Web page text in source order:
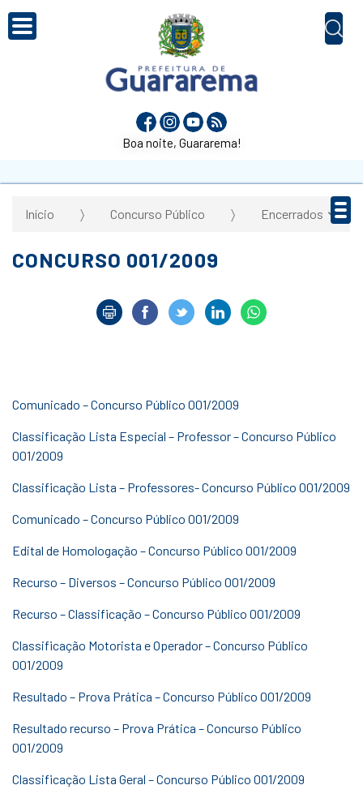
Boa noite, Guararema!
Início Concurso Público Encerrados
CONCURSO 001/2009
Comunicado – Concurso Público 001/2009
Classificação Lista Especial – Professor – Concurso Público
001/2009
Classificação Lista – Professores- Concurso Público 001/2009
Comunicado – Concurso Público 001/2009
Edital de Homologação – Concurso Público 001/2009
Recurso – Diversos – Concurso Público 001/2009
Recurso – Classificação – Concurso Público 001/2009
Classificação Motorista e Operador – Concurso Público
001/2009
Resultado – Prova Prática – Concurso Público 001/2009
Resultado recurso – Prova Prática – Concurso Público
001/2009
Classificação Lista Geral – Concurso Público 001/2009